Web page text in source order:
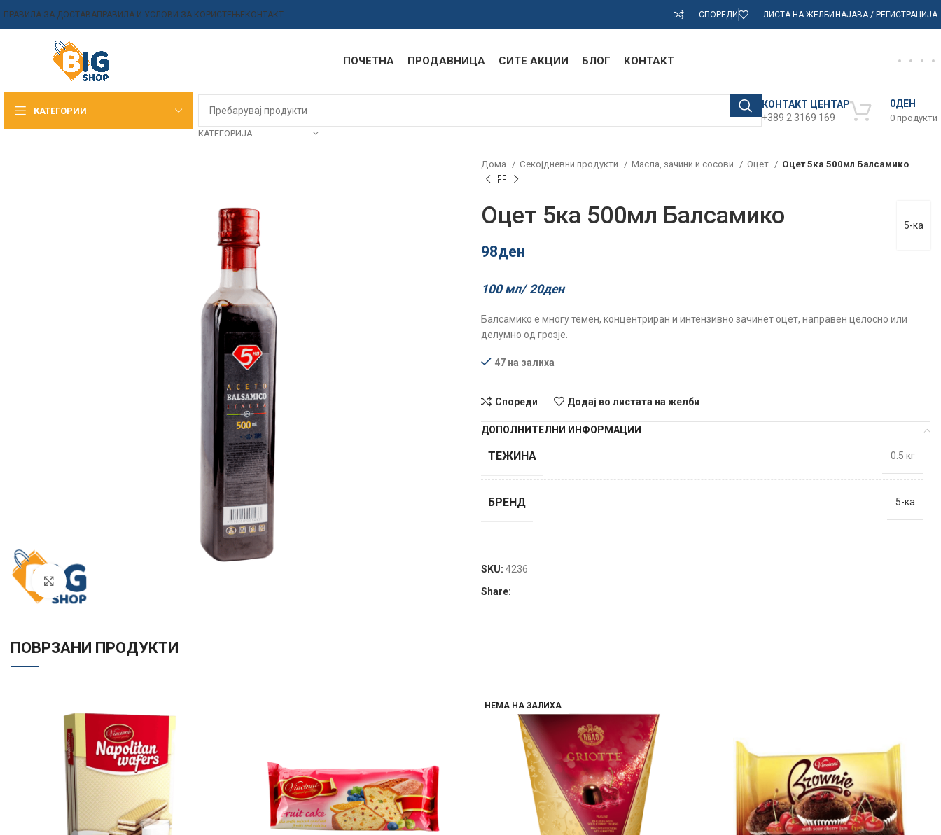
ПРАВИЛА ЗА ДОСТАВАПРАВИЛА И УСЛОВИ ЗА КОРИСТЕЊЕКОНТАКТ СПОРЕДИ ЛИСТА НА ЖЕЛБИНАЈАВА / РЕГИСТРАЦИЈА
ПОЧЕТНА ПРОДАВНИЦА СИТЕ АКЦИИ БЛОГ КОНТАКТ
КАТЕГОРИИ
КАТЕГОРИЈА
КОНТАКТ ЦЕНТАР
+389 2 3169 169
0 продукти
0ДЕН
Click to enlarge
Дома Секојдневни продукти Масла, зачини и сосови Оцет Оцет 5ка 500мл Балсамико
5-ка
Оцет 5ка 500мл Балсамико
98ден
100 мл/ 20ден
Балсамико е многу темен, концентриран и интензивно зачинет оцет, направен целосно или
делумно од грозје.
47 на залиха
Спореди Додај во листата на желби
ДОПОЛНИТЕЛНИ ИНФОРМАЦИИ
ТЕЖИНА 0.5 кг
БРЕНД 5-ка
SKU: 4236
Share:
ПОВРЗАНИ ПРОДУКТИ
НЕМА НА ЗАЛИХА